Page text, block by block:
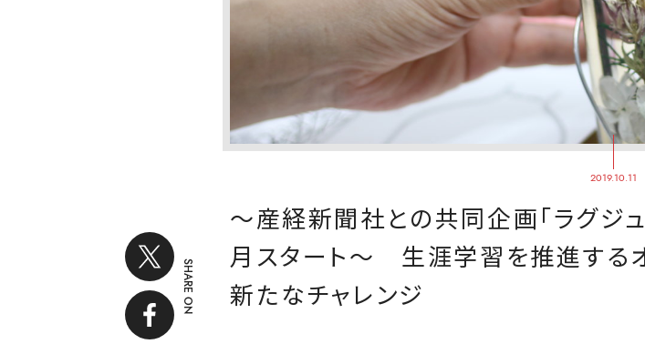
2019.10.11
SHARE ON
～産経新聞社との共同企画「ラグジ
月スタート～ 生涯学習を推進する
新たなチャレンジ